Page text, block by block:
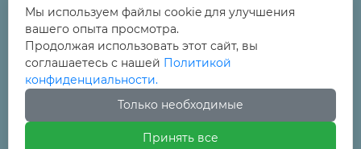

№ 6, улица Цинтун, промышленный и
торговый парк, поселок Ванцинто, район
Уцин, Тяньцзинь
 +86-22-29525277
+86-22-29525278
Мы используем файлы cookie для улучшения
вашего опыта просмотра.
Продолжая использовать этот сайт, вы
соглашаетесь с нашей Политикой
конфиденциальности.
Только необходимые
Принять все